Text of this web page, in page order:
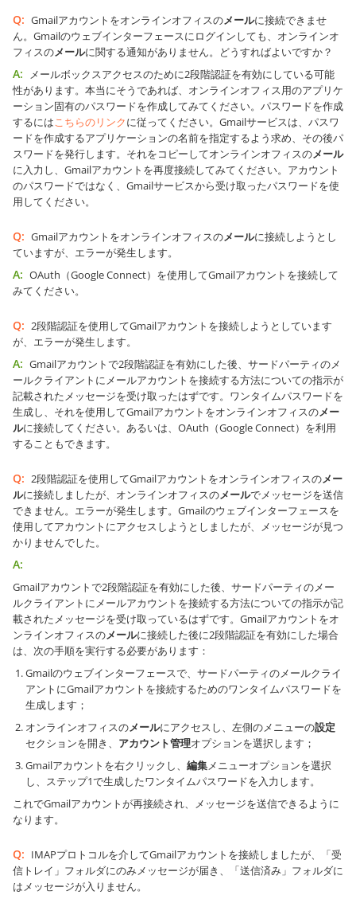
Q: Gmailアカウントをオンラインオフィスのメールに接続できませ
ん。Gmailのウェブインターフェースにログインしても、オンラインオ
フィスのメールに関する通知がありません。どうすればよいですか？
A:
メールボックスアクセスのために2段階認証を有効にしている可能
性があります。本当にそうであれば、オンラインオフィス用のアプリケ
ーション固有のパスワードを作成してみてください。パスワードを作成
するにはこちらのリンクに従ってください。Gmailサービスは、パスワ
ードを作成するアプリケーションの名前を指定するよう求め、その後パ
スワードを発行します。それをコピーしてオンラインオフィスのメール
に入力し、Gmailアカウントを再度接続してみてください。アカウント
のパスワードではなく、Gmailサービスから受け取ったパスワードを使
用してください。
Q: Gmailアカウントをオンラインオフィスのメールに接続しようとし
ていますが、エラーが発生します。
A: OAuth（Google Connect）を使用してGmailアカウントを接続して
みてください。
Q: 2段階認証を使用してGmailアカウントを接続しようとしています
が、エラーが発生します。
A: Gmailアカウントで2段階認証を有効にした後、サードパーティのメ
ールクライアントにメールアカウントを接続する方法についての指示が
記載されたメッセージを受け取ったはずです。ワンタイムパスワードを
生成し、それを使用してGmailアカウントをオンラインオフィスのメー
ルに接続してください。あるいは、OAuth（Google Connect）を利用
することもできます。
Q: 2段階認証を使用してGmailアカウントをオンラインオフィスのメー
ルに接続しましたが、オンラインオフィスのメールでメッセージを送信
できません。エラーが発生します。Gmailのウェブインターフェースを
使用してアカウントにアクセスしようとしましたが、メッセージが見つ
かりませんでした。
A:
Gmailアカウントで2段階認証を有効にした後、サードパーティのメー
ルクライアントにメールアカウントを接続する方法についての指示が記
載されたメッセージを受け取っているはずです。Gmailアカウントをオ
ンラインオフィスのメールに接続した後に2段階認証を有効にした場合
は、次の手順を実行する必要があります：
Gmailのウェブインターフェースで、サードパーティのメールクライ
アントにGmailアカウントを接続するためのワンタイムパスワードを
生成します；
オンラインオフィスのメールにアクセスし、左側のメニューの設定
セクションを開き、 アカウント管理オプションを選択します；
Gmailアカウントを右クリックし、 編集メニューオプションを選択
し、ステップ1で生成したワンタイムパスワードを入力します。
これでGmailアカウントが再接続され、メッセージを送信できるように
なります。
Q: IMAPプロトコルを介してGmailアカウントを接続しましたが、「受
信トレイ」フォルダにのみメッセージが届き、「送信済み」フォルダに
はメッセージが入りません。